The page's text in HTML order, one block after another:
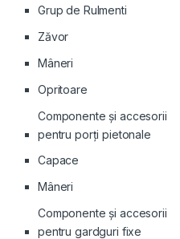
Grup de Rulmenti
Zăvor
Mâneri
Opritoare
Componente și accesorii
pentru porți pietonale
Capace
Mâneri
Componente și accesorii
pentru gardguri fixe